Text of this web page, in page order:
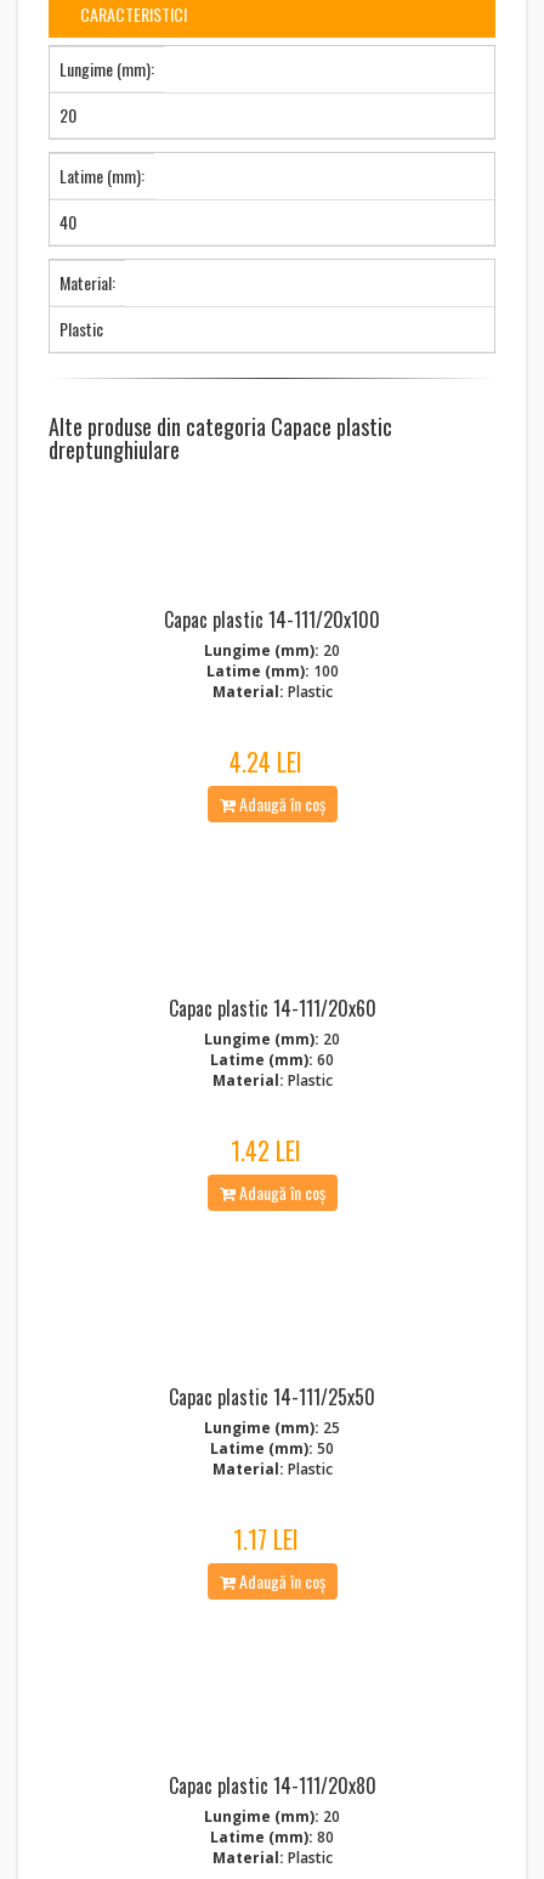
CARACTERISTICI
Lungime (mm):
20
Latime (mm):
40
Material:
Plastic
Alte produse din categoria Capace plastic
dreptunghiulare
Capac plastic 14-111/20x100
Lungime (mm): 20
Latime (mm): 100
Material: Plastic
4.24 LEI
Adaugă în coș
Capac plastic 14-111/20x60
Lungime (mm): 20
Latime (mm): 60
Material: Plastic
1.42 LEI
Adaugă în coș
Capac plastic 14-111/25x50
Lungime (mm): 25
Latime (mm): 50
Material: Plastic
1.17 LEI
Adaugă în coș
Capac plastic 14-111/20x80
Lungime (mm): 20
Latime (mm): 80
Material: Plastic